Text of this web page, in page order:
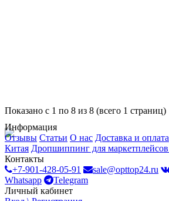
Показано с 1 по 8 из 8 (всего 1 страниц)
Информация
Отзывы Статьи О нас Доставка и оплата
Китая Дропшиппинг для маркетплейсов
Контакты
+7-901-428-05-91
sale@opttop24.ru
Whatsapp
Telegram
Личный кабинет